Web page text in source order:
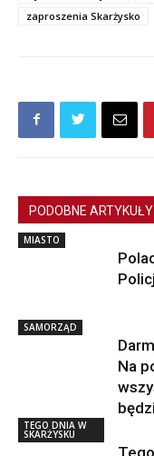
zaproszenia Skarżysko
PODOBNE ARTYKUŁY
MIASTO
SAMORZĄD
Na
TEGO DNIA W
SKARŻYSKU